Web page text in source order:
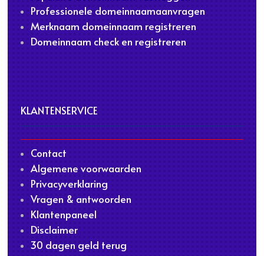
Professionele domeinnaamaanvragen
Merknaam domeinnaam registreren
Domeinnaam check en registreren
KLANTENSERVICE
Contact
Algemene voorwaarden
Privacyverklaring
Vragen & antwoorden
Klantenpaneel
Disclaimer
30 dagen geld terug